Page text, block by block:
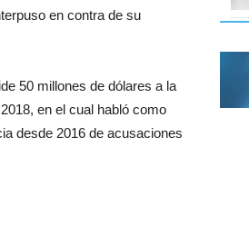
en contra de su
50 millones de dólares a la
en el cual habló como
desde 2016 de acusaciones